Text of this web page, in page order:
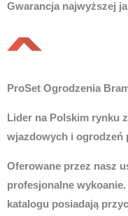
Gwarancja najwyższej
ProSet Ogrodzenia
Lider na Polskim rynku
wjazdowych i ogrodzeń
Oferowane przez nasz
profesjonalne
katalogu posiadają